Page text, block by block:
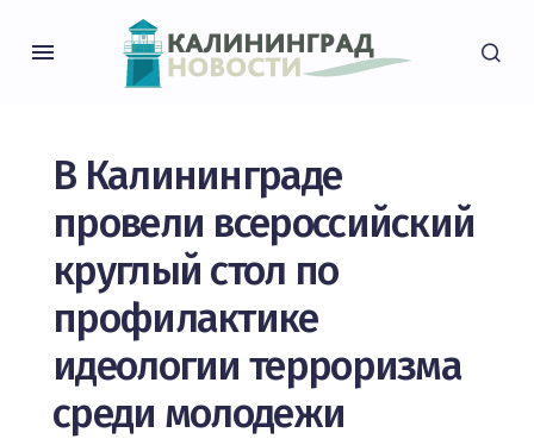
В Калининграде
провели всероссийский
круглый стол по
профилактике
идеологии терроризма
среди молодежи